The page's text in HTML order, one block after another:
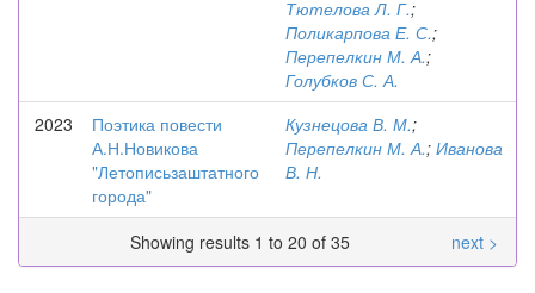
Тютелова Л. Г.;
Поликарпова Е. С.;
Перепелкин М. А.;
Голубков С. А.
2023
Поэтика повести
А.Н.Новикова
"Летописьзаштатного
города"
Кузнецова В. М.;
Перепелкин М. А.; Иванова
В. Н.
Showing results 1 to 20 of 35 next >